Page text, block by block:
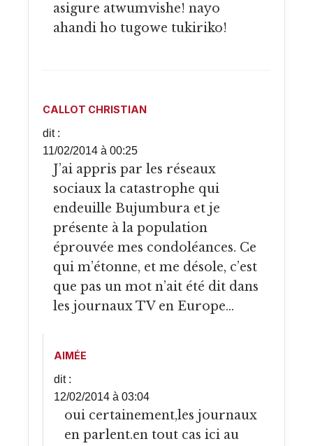
asigure atwumvishe! nayo
ahandi ho tugowe tukiriko!
CALLOT CHRISTIAN
dit :
11/02/2014 à 00:25
J’ai appris par les réseaux
sociaux la catastrophe qui
endeuille Bujumbura et je
présente à la population
éprouvée mes condoléances. Ce
qui m’étonne, et me désole, c’est
que pas un mot n’ait été dit dans
les journaux TV en Europe…
AIMÉE
dit :
12/02/2014 à 03:04
oui certainement,les journaux
en parlent.en tout cas ici au